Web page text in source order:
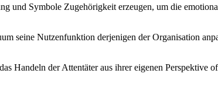
und Symbole Zugehörigkeit erzeugen, um die
seine Nutzenfunktion derjenigen der Organisation
Handeln der Attentäter aus ihrer eigenen Perspektive